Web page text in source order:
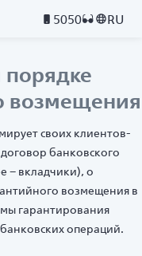
5050 RU
возмещения
своих клиентов-
банковского
– вкладчики), о
возмещения в
гарантирования
операций.